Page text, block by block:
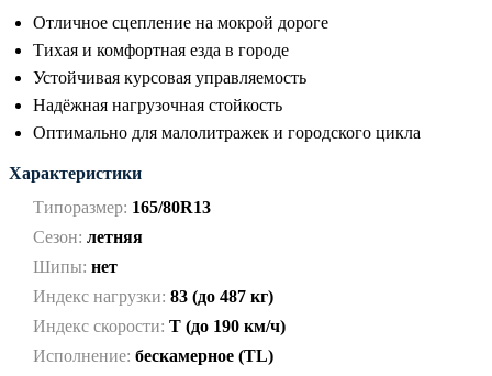
Отличное сцепление на мокрой дороге
Тихая и комфортная езда в городе
Устойчивая курсовая управляемость
Надёжная нагрузочная стойкость
Оптимально для малолитражек и городского цикла
Характеристики
Типоразмер: 165/80R13
Сезон: летняя
Шипы: нет
Индекс нагрузки: 83 (до 487 кг)
Индекс скорости: T (до 190 км/ч)
Исполнение: бескамерное (TL)